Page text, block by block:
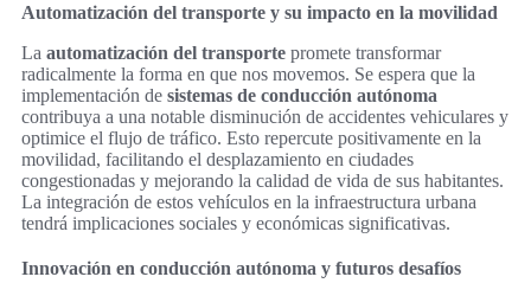
Automatización del transporte y su impacto en la movilidad
La automatización del transporte promete transformar
radicalmente la forma en que nos movemos. Se espera que la
implementación de sistemas de conducción autónoma
contribuya a una notable disminución de accidentes vehiculares y
optimice el flujo de tráfico. Esto repercute positivamente en la
movilidad, facilitando el desplazamiento en ciudades
congestionadas y mejorando la calidad de vida de sus habitantes.
La integración de estos vehículos en la infraestructura urbana
tendrá implicaciones sociales y económicas significativas.
Innovación en conducción autónoma y futuros desafíos